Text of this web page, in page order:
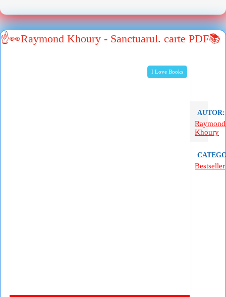
I Love Books
☝👀Raymond Khoury - Sanctuarul. carte PDF📚
AUTOR:
Raymond
Khoury
Bestseller